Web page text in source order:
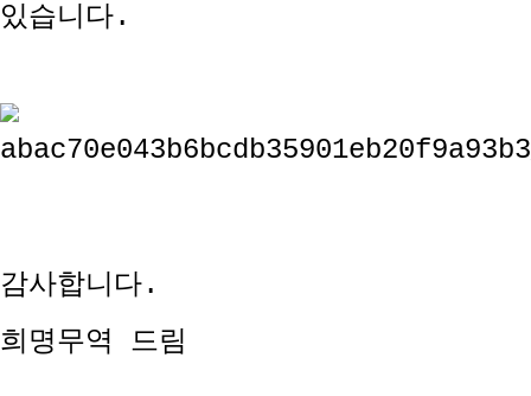
있습니다.
감사합니다.
희명무역 드림